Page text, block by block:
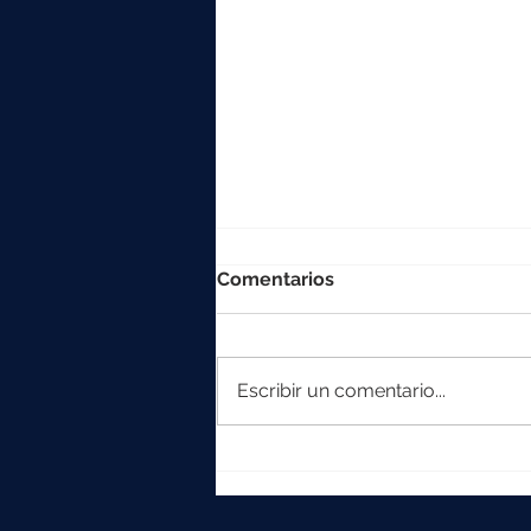
Comentarios
Escribir un comentario...